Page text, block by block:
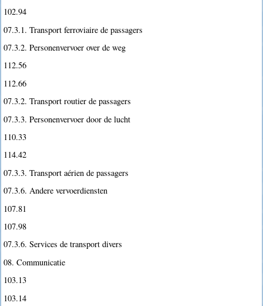
102.94
07.3.1. Transport ferroviaire de passagers
07.3.2. Personenvervoer over de weg
112.56
112.66
07.3.2. Transport routier de passagers
07.3.3. Personenvervoer door de lucht
110.33
114.42
07.3.3. Transport aérien de passagers
07.3.6. Andere vervoerdiensten
107.81
107.98
07.3.6. Services de transport divers
08. Communicatie
103.13
103.14